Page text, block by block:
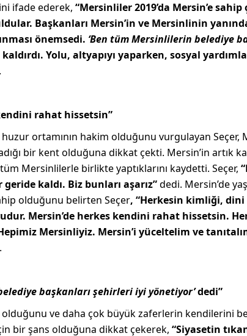
ifade ederek, “Mersinliler 2019’da Mersin’e
Başkanları Mersin’in ve Mersinlinin
önemsedi. ‘Ben tüm Mersinlilerin belediye
kaldırdı. Yolu, altyapıyı yaparken, sosyal
rahat hissetsin”
huzur ortamının hakim olduğunu vurgulayan Seçer,
bir kent olduğuna dikkat çekti. Mersin’in artık
Mersinlilerle birlikte yaptıklarını kaydetti. Seçer,
kaldı. Biz bunları aşarız”dedi. Mersin’de
olduğunu belirten Seçer, “Herkesin kimliği, dini
Mersin’de herkes kendini rahat hissetsin.
Mersinliyiz. Mersin’i yüceltelim ve
belediye başkanları şehirleri iyi yönetiyor’dedi”
olduğunu ve daha çok büyük zaferlerin kendilerini
bir şans olduğuna dikkat çekerek, “Siyasetin